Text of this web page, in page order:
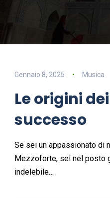
Gennaio 8, 2025 Musica
Le origini
successo
Se sei un appassionato di
Mezzoforte, sei nel posto
indelebile…